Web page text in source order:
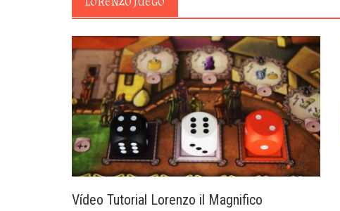
Vídeo Tutorial Lorenzo il Magnifico